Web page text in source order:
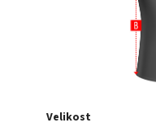
Velikost